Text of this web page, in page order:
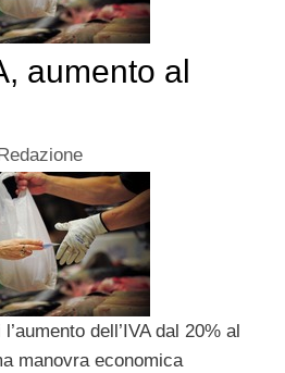
aumento al
Redazione
dell’IVA dal 20% al
manovra economica